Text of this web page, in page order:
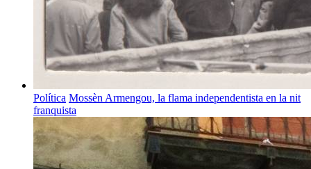
Política Mossèn Armengou, la flama independentista en la nit
franquista